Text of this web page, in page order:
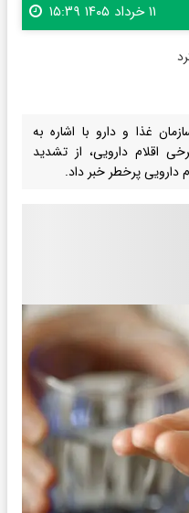
۱۱ خرداد ۱۴۰۵ ۱۵:۳۹
غذا و دارو با اشاره به
اقلام دارویی، از تشدید
دارویی پرخطر خبر داد.